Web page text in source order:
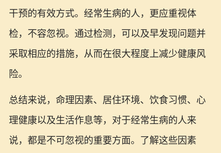
干预的有效方式。经常生病的人，更应重视体
检，不容忽视。通过检测，可以及早发现问题并
采取相应的措施，从而在很大程度上减少健康风
险。
总结来说，命理因素、居住环境、饮食习惯、心
理健康以及生活作息等，对于经常生病的人来
说，都是不可忽视的重要方面。了解这些因素